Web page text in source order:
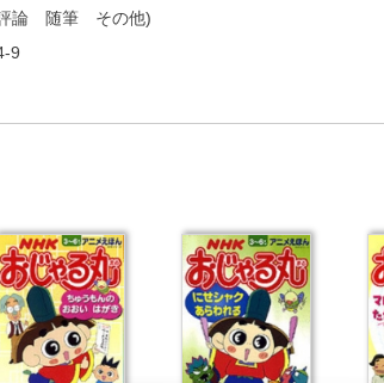
論 随筆 その他)
9